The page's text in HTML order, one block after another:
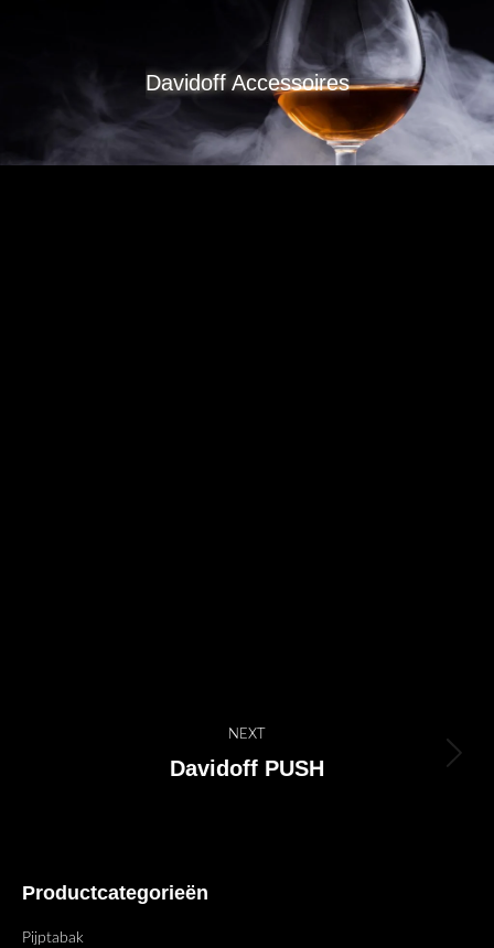
Davidoff Accessoires
navigation
NEXT
Next
Davidoff PUSH
Productcategorieën
Pijptabak